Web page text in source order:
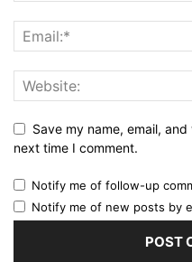
Save my name, email,
next time I comment.
Notify me of follow-up
Notify me of new posts by